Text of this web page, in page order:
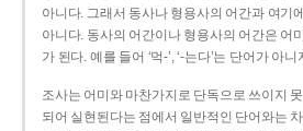
아니다. 그래서 동사나 형용사의 어간과 여기
아니다. 동사의 어간이나 형용사의 어간은 어
가 된다. 예를 들어 ‘먹-’, ‘-는다’는 단어가 아
조사는 어미와 마찬가지로 단독으로 쓰이지
되어 실현된다는 점에서 일반적인 단어와는